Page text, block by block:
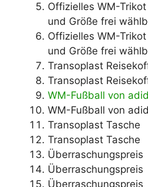
Offizielles WM-
und Größe frei
Offizielles WM-
und Größe frei
Transoplast
Transoplast
WM-Fußball von
WM-Fußball von
Transoplast Tasche
Transoplast Tasche
Überraschungspreis
Überraschungspreis
Überraschungspreis